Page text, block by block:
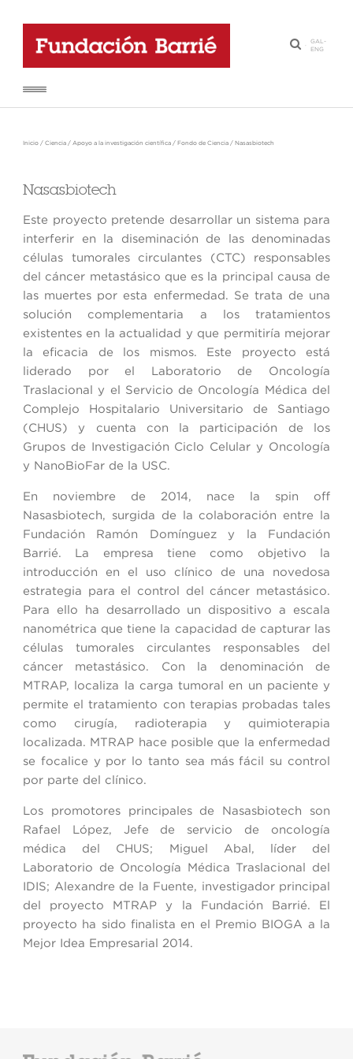
·
GAL-
ENG
Inicio / Ciencia / Apoyo a la investigación científica / Fondo de Ciencia / Nasasbiotech
Nasasbiotech
Este proyecto pretende desarrollar un sistema para
interferir en la diseminación de las denominadas
células tumorales circulantes (CTC) responsables
del cáncer metastásico que es la principal causa de
las muertes por esta enfermedad. Se trata de una
solución complementaria a los tratamientos
existentes en la actualidad y que permitiría mejorar
la eficacia de los mismos. Este proyecto está
liderado por el Laboratorio de Oncología
Traslacional y el Servicio de Oncología Médica del
Complejo Hospitalario Universitario de Santiago
(CHUS) y cuenta con la participación de los
Grupos de Investigación Ciclo Celular y Oncología
y NanoBioFar de la USC.
En noviembre de 2014, nace la spin off
Nasasbiotech, surgida de la colaboración entre la
Fundación Ramón Domínguez y la Fundación
Barrié. La empresa tiene como objetivo la
introducción en el uso clínico de una novedosa
estrategia para el control del cáncer metastásico.
Para ello ha desarrollado un dispositivo a escala
nanométrica que tiene la capacidad de capturar las
células tumorales circulantes responsables del
cáncer metastásico. Con la denominación de
MTRAP, localiza la carga tumoral en un paciente y
permite el tratamiento con terapias probadas tales
como cirugía, radioterapia y quimioterapia
localizada. MTRAP hace posible que la enfermedad
se focalice y por lo tanto sea más fácil su control
por parte del clínico.
Los promotores principales de Nasasbiotech son
Rafael López, Jefe de servicio de oncología
médica del CHUS; Miguel Abal, líder del
Laboratorio de Oncología Médica Traslacional del
IDIS; Alexandre de la Fuente, investigador principal
del proyecto MTRAP y la Fundación Barrié. El
proyecto ha sido finalista en el Premio BIOGA a la
Mejor Idea Empresarial 2014.